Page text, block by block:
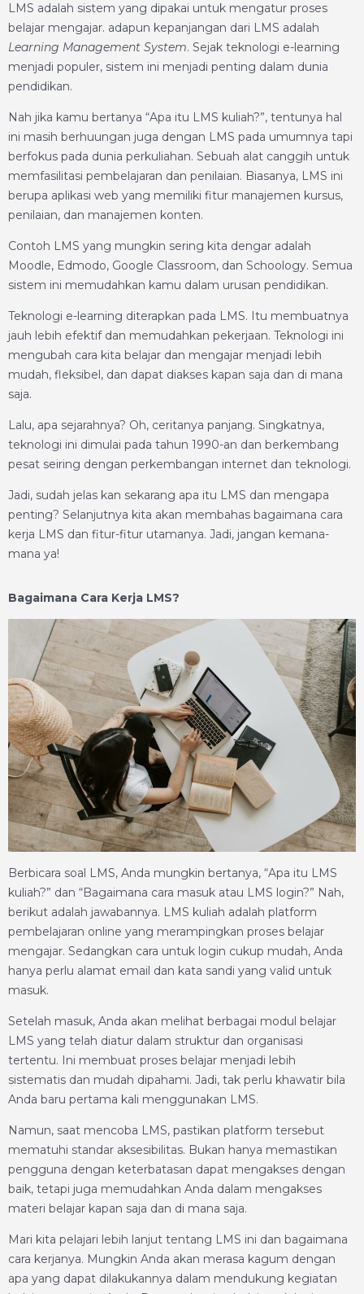
LMS adalah sistem yang dipakai untuk mengatur proses
belajar mengajar. adapun kepanjangan dari LMS adalah
Learning Management System. Sejak teknologi e-learning
menjadi populer, sistem ini menjadi penting dalam dunia
pendidikan.
Nah jika kamu bertanya “Apa itu LMS kuliah?”, tentunya hal
ini masih berhuungan juga dengan LMS pada umumnya tapi
berfokus pada dunia perkuliahan. Sebuah alat canggih untuk
memfasilitasi pembelajaran dan penilaian. Biasanya, LMS ini
berupa aplikasi web yang memiliki fitur manajemen kursus,
penilaian, dan manajemen konten.
Contoh LMS yang mungkin sering kita dengar adalah
Moodle, Edmodo, Google Classroom, dan Schoology. Semua
sistem ini memudahkan kamu dalam urusan pendidikan.
Teknologi e-learning diterapkan pada LMS. Itu membuatnya
jauh lebih efektif dan memudahkan pekerjaan. Teknologi ini
mengubah cara kita belajar dan mengajar menjadi lebih
mudah, fleksibel, dan dapat diakses kapan saja dan di mana
saja.
Lalu, apa sejarahnya? Oh, ceritanya panjang. Singkatnya,
teknologi ini dimulai pada tahun 1990-an dan berkembang
pesat seiring dengan perkembangan internet dan teknologi.
Jadi, sudah jelas kan sekarang apa itu LMS dan mengapa
penting? Selanjutnya kita akan membahas bagaimana cara
kerja LMS dan fitur-fitur utamanya. Jadi, jangan kemana-
mana ya!
Bagaimana Cara Kerja LMS?
Berbicara soal LMS, Anda mungkin bertanya, “Apa itu LMS
kuliah?” dan “Bagaimana cara masuk atau LMS login?” Nah,
berikut adalah jawabannya. LMS kuliah adalah platform
pembelajaran online yang merampingkan proses belajar
mengajar. Sedangkan cara untuk login cukup mudah, Anda
hanya perlu alamat email dan kata sandi yang valid untuk
masuk.
Setelah masuk, Anda akan melihat berbagai modul belajar
LMS yang telah diatur dalam struktur dan organisasi
tertentu. Ini membuat proses belajar menjadi lebih
sistematis dan mudah dipahami. Jadi, tak perlu khawatir bila
Anda baru pertama kali menggunakan LMS.
Namun, saat mencoba LMS, pastikan platform tersebut
mematuhi standar aksesibilitas. Bukan hanya memastikan
pengguna dengan keterbatasan dapat mengakses dengan
baik, tetapi juga memudahkan Anda dalam mengakses
materi belajar kapan saja dan di mana saja.
Mari kita pelajari lebih lanjut tentang LMS ini dan bagaimana
cara kerjanya. Mungkin Anda akan merasa kagum dengan
apa yang dapat dilakukannya dalam mendukung kegiatan